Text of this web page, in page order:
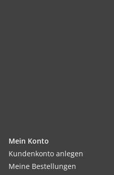
Füße' durch Kompost oder
0,5–1,0m. Pro Pflanzstelle
2 Körner pro Topf,
Mein Konto
Kundenkonto anlegen
Meine Bestellungen